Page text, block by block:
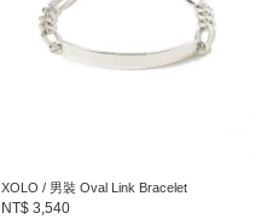
XOLO / 男裝 Oval Link Bracelet
NT$ 3,540